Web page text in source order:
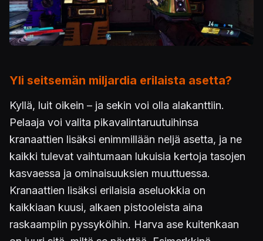
Yli seitsemän miljardia erilaista asetta?
Kyllä, luit oikein – ja sekin voi olla alakanttiin.
Pelaaja voi valita pikavalintaruutuihinsa
kranaattien lisäksi enimmillään neljä asetta, ja ne
kaikki tulevat vaihtumaan lukuisia kertoja tasojen
kasvaessa ja ominaisuuksien muuttuessa.
Kranaattien lisäksi erilaisia aseluokkia on
kaikkiaan kuusi, alkaen pistooleista aina
raskaampiin pyssyköihin. Harva ase kuitenkaan